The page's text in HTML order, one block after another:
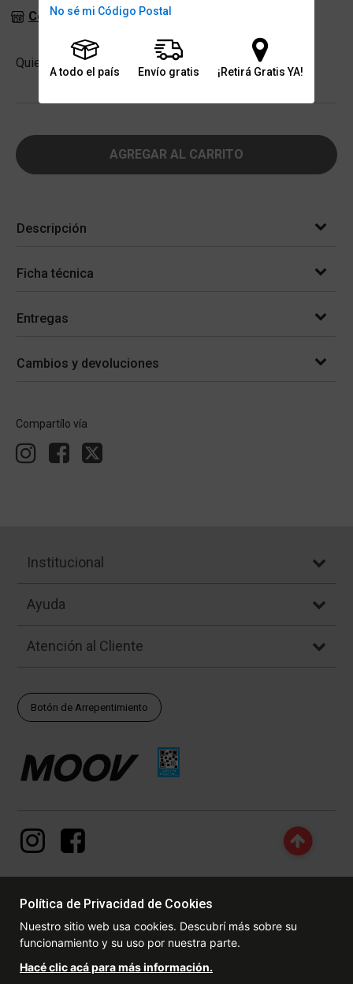
No sé mi Código Postal
A todo el país Envío gratis ¡Retirá Gratis YA!
Consultar stock en sucursales
Quiero -
Cantidad
AGREGAR AL CARRITO
Descripción
Ficha técnica
Entregas
Cambios y devoluciones
Compartílo vía
Institucional
Ayuda
Atención al Cliente
Botón de Arrepentimiento
DERECHOS RESERVADOS. Las fotos contenidas en este site, el
logotipo y las marcas son propiedad de www.dexter.com.ar y/o de
sus respectivos titulares. Está prohibida la reproducción total o
parcial, sin la expresa autorización de la administradora de la
Política de Privacidad de Cookies
Nuestro sitio web usa cookies. Descubrí más sobre su
funcionamiento y su uso por nuestra parte.
Hacé clic acá para más información.